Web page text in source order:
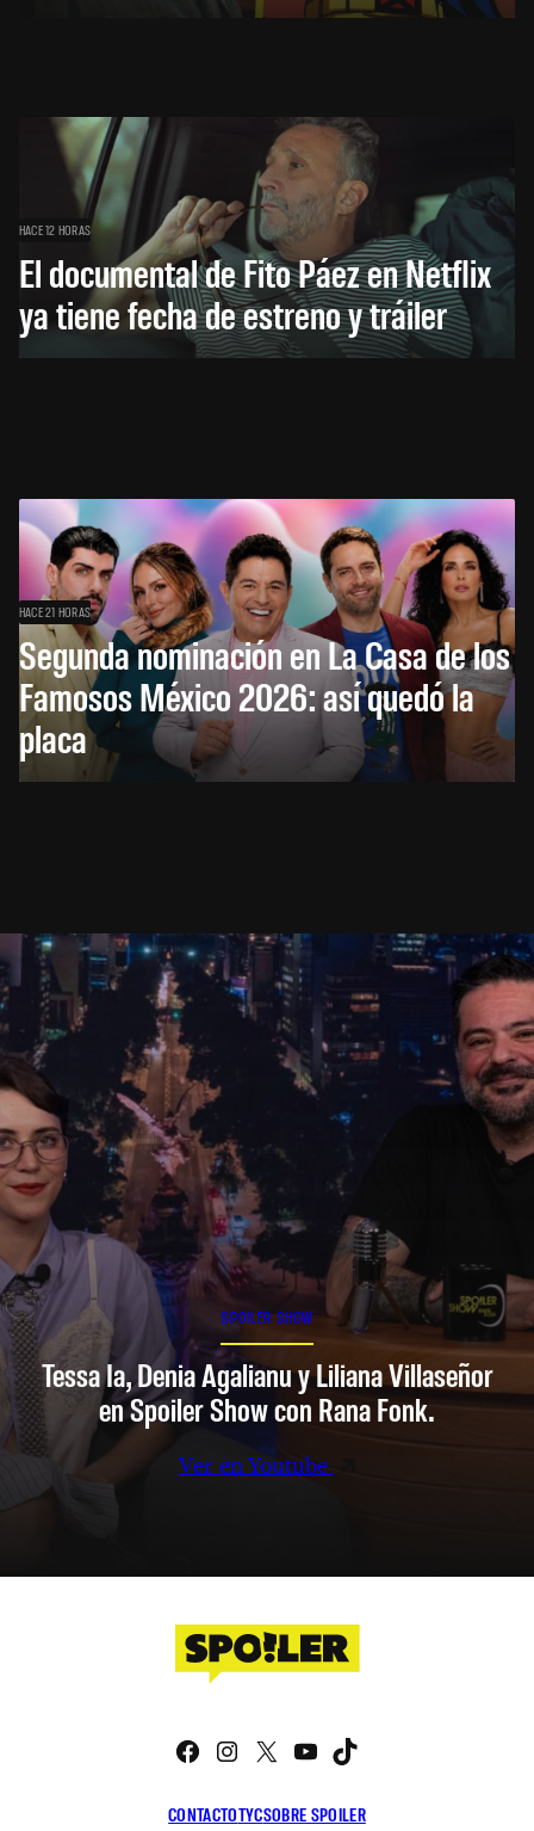
HACE 12 HORAS
El documental de Fito Páez en Netflix
ya tiene fecha de estreno y tráiler
HACE 21 HORAS
Segunda nominación en La Casa de los
Famosos México 2026: así quedó la
placa
SPOILER SHOW
Tessa Ia, Denia Agalianu y Liliana Villaseñor
en Spoiler Show con Rana Fonk.
Ver en Youtube
CONTACTOTYCSOBRE SPOILER
Facebook
Instagram
X YouTube